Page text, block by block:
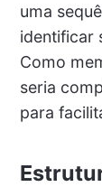
uma
identificar
Como
seria
para